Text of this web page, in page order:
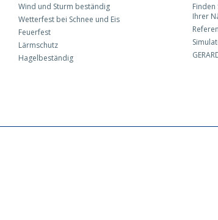
Wind und Sturm beständig
Wetterfest bei Schnee und Eis
Feuerfest
Lärmschutz
Hagelbeständig
Ihrer